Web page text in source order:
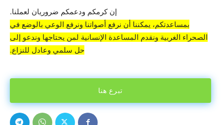
إن كرمكم ودعمكم ضروريان لعملنا.
بمساعدتكم، يمكننا أن نرفع أصواتنا ونرفع الوعي بالوضع في
الصحراء الغربية ونقدم المساعدة الإنسانية لمن يحتاجها وندعو إلى
حل سلمي وعادل للنزاع.
تبرع هنا